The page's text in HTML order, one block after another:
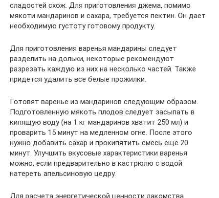
сладостей схож. Для приготовления джема, помимо
мякоти мандаринов и сахара, требуется пектин. Он дает
необходимую густоту готовому продукту.
Для приготовления варенья мандарины следует
разделить на дольки, некоторые рекомендуют
разрезать каждую из них на несколько частей. Также
придется удалить все белые прожилки.
Готовят варенье из мандаринов следующим образом.
Подготовленную мякоть плодов следует засыпать в
кипящую воду (на 1 кг мандаринов хватит 250 мл) и
проварить 15 минут на медленном огне. После этого
нужно добавить сахар и прокипятить смесь еще 20
минут. Улучшить вкусовые характеристики варенья
можно, если предварительно в кастрюлю с водой
натереть апельсиновую цедру.
Для расчета энергетической ценности лакомства